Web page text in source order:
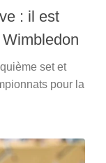
: il est
set et
pour la